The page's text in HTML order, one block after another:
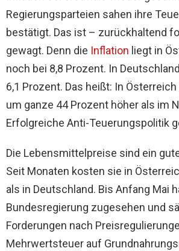
Regierungsparteien sahen ihre
bestätigt. Das ist – zurückhaltend
gewagt. Denn die Inflation liegt in
noch bei 8,8 Prozent. In
6,1 Prozent. Das heißt: In
um ganze 44 Prozent höher als im
Erfolgreiche Anti-Teuerungspolitik
Die Lebensmittelpreise sind ein
Seit Monaten kosten sie in
als in Deutschland. Bis Anfang Mai
Bundesregierung zugesehen und
Forderungen nach
Mehrwertsteuer auf